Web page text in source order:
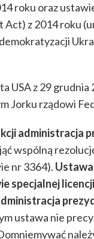
roku oraz
Act) z 2014 roku
USA z 29
Jorku rządowi
administracja
wspólną
nr 3364).
specjalnej
ustawa nie